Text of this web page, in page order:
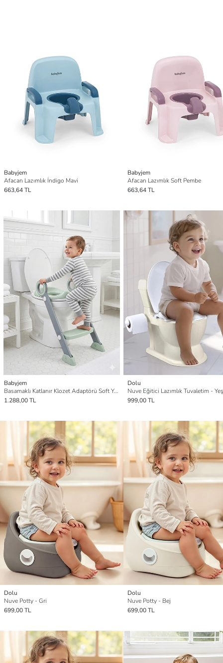
Babyjem
Afacan Lazımlık İndigo Mavi
663,64 TL
Babyjem
Afacan Lazımlık Soft Pembe
663,64 TL
Babyjem
Basamaklı Katlanır Klozet Adaptörü Soft Yeşil
1.288,00 TL
Dolu
Nuve Eğitici Lazımlık Tuvaletim -
999,00 TL
Dolu
Nuve Potty - Gri
699,00 TL
Dolu
Nuve Potty - Bej
699,00 TL